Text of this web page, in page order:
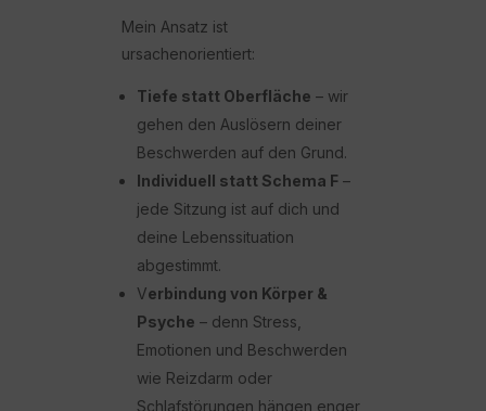
Mein Ansatz ist
ursachenorientiert:
Tiefe statt Oberfläche – wir
gehen den Auslösern deiner
Beschwerden auf den Grund.
Individuell statt Schema F –
jede Sitzung ist auf dich und
deine Lebenssituation
abgestimmt.
Verbindung von Körper &
Psyche – denn Stress,
Emotionen und Beschwerden
wie Reizdarm oder
Schlafstörungen hängen enger